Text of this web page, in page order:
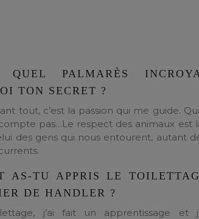
QUEL PALMARÈS
TON SECRET ?
tout, c’est la passion qui me guide.
pas…Le respect des animaux est
des gens qui nous entourent, autant
AS-TU APPRIS LE
DE HANDLER ?
j’ai fait un apprentissage et